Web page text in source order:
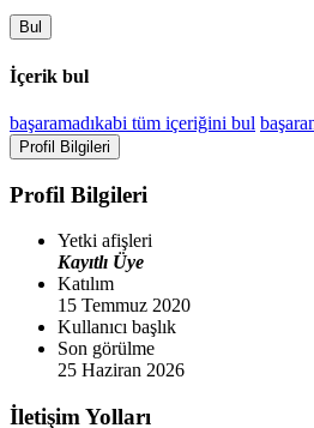
Bul
İçerik bul
başaramadıkabi tüm içeriğini bul
Profil Bilgileri
Profil Bilgileri
Yetki afişleri
Kayıtlı Üye
Katılım
15 Temmuz 2020
Kullanıcı başlık
Son görülme
25 Haziran 2026
İletişim Yolları